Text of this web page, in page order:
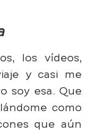
los vídeos,
y casi me
soy esa. Que
como
que aún